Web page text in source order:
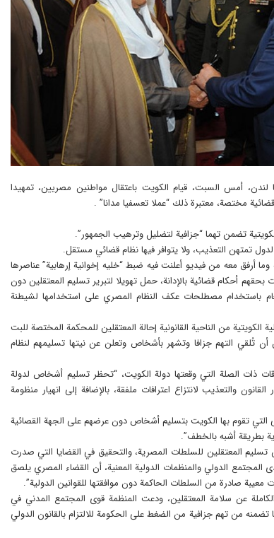
لندن، أمس السبت، قيام الكويت باعتقال مواطنين مصريين، تمهيدا
مختصة، معتبرة ذلك “عملا تعسفيا مدانا” .
تضمن تهما “جزافية لتضليل وترهيب الجمهور”.
تمتهن التعذيب، ولا يتوافر فيها نظام قضائي مستقل.
وما أرفق معه من فيديو أعلنت فيه ضبط “خليه إخوانية إرهابية” عناصرها
أحكام قضائية بالإدانة، حمل تهويلا لتبرير تسليم المعتقلين دون
باستخدام مصطلحات عكف النظام المصري على استخدامها لشيطنة
الكويتية من الناحية القانونية إحالة المعتقلين للمحكمة المختصة للبت
تُلقي التهم جزافا وتشهر بأشخاص وتعلن عن نيتها تسليمهم لنظام
ذات الصلة التي وقعتها دولة الكويت، “تحظر تسليم أشخاص لدولة
والتعذيب لانتزاع اعترافات ملفقة، بالإضافة إلى انهيار منظومة
التي تقوم بها الكويت بتسليم أشخاص دون عرضهم على الجهة القصائية
بطريقة أشبه بالخطف”.
تسليم المعتقلين للسلطات المصرية، والتحقيق في القضايا التي صدرت
المجتمع الدولي والمنظمات الدولية المعنية، أن القضاء المصري يلصق
معيبة صادرة من السلطات الحاكمة دون موافقتها للقوانين الدولية”.
عن سلامة المعتقلين، ودعت المنظمة قوى المجتمع المدني في
تضمنه من تهم جزافية من الضغط على الحكومة للالتزام بالقانون الدولي